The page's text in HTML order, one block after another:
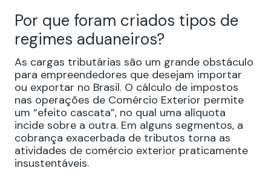
Por que foram criados tipos de
regimes aduaneiros?
As cargas tributárias são um grande obstáculo
para empreendedores que desejam importar
ou exportar no Brasil. O cálculo de impostos
nas operações de Comércio Exterior permite
um “efeito cascata”, no qual uma alíquota
incide sobre a outra. Em alguns segmentos, a
cobrança exacerbada de tributos torna as
atividades de comércio exterior praticamente
insustentáveis.